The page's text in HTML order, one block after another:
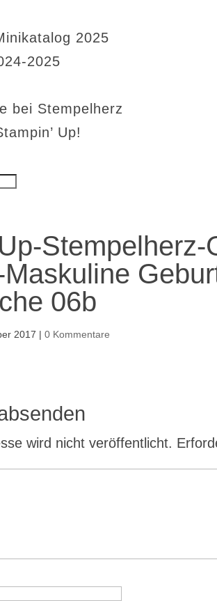
2025
2025
bei Stempelherz
Up!
Stempelherz-
06b
2017 |0 Kommentare
wird nicht veröffentlicht.